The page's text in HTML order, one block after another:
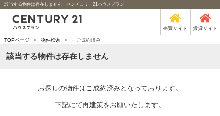
該当する物件は存在しません｜センチュリー21ハウスプラン
売買サイト 賃貸サイト
TOPページ > 物件検索 > - ご成約済み
該当する物件は存在しません
お探しの物件はご成約済みとなっております。
下記にて再建策をお願いたします。